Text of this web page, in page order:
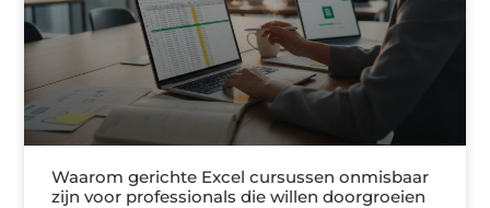
Waarom gerichte Excel cursussen onmisbaar
zijn voor professionals die willen doorgroeien